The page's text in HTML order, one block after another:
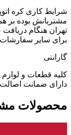
شرایط کاری کره
مشتریانش بوده بر
تهران هنگام
برای سایر سفارشات
گارانتی
کلیه قطعات و لوازم
دارای ضمانت
محصولات